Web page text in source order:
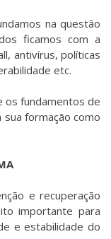
na questão
ficamos com a
antivírus, políticas
etc.
os fundamentos de
formação como
e recuperação
importante para
e estabilidade do